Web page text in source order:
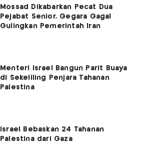
Mossad Dikabarkan Pecat Dua
Pejabat Senior, Gegara Gagal
Gulingkan Pemerintah Iran
Menteri Israel Bangun Parit Buaya
di Sekeliling Penjara Tahanan
Palestina
Israel Bebaskan 24 Tahanan
Palestina dari Gaza